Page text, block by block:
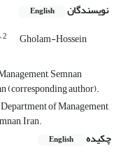
نویسندگان English
2 Gholam-Hossein
Semnan
(corresponding author).
of Management,
Iran.
چکیده
English